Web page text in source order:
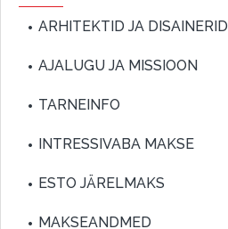
ARHITEKTID JA DISAINERID
AJALUGU JA MISSIOON
TARNEINFO
INTRESSIVABA MAKSE
ESTO JÄRELMAKS
MAKSEANDMED